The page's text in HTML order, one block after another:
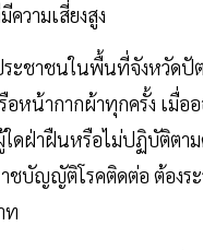
วามเสี่ยงสูง
ระชาชนในพื้นที่จังหวัดปั
หน้ากากผ้าทุกครั้ง เมื่อ
ดฝ่าฝืนหรือไม่ปฏิบัติตาม
ชบัญญัติโรคติดต่อ ต้องร
ท